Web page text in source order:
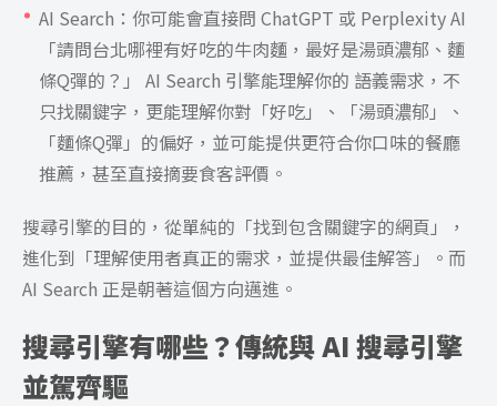
AI Search：你可能會直接問 ChatGPT 或 Perplexity AI
「請問台北哪裡有好吃的牛肉麵，最好是湯頭濃郁、麵
條Q彈的？」 AI Search 引擎能理解你的 語義需求，不
只找關鍵字，更能理解你對「好吃」、「湯頭濃郁」、
「麵條Q彈」的偏好，並可能提供更符合你口味的餐廳
推薦，甚至直接摘要食客評價。
搜尋引擎的目的，從單純的「找到包含關鍵字的網頁」，
進化到「理解使用者真正的需求，並提供最佳解答」。而
AI Search 正是朝著這個方向邁進。
搜尋引擎有哪些？傳統與 AI 搜尋引擎
並駕齊驅